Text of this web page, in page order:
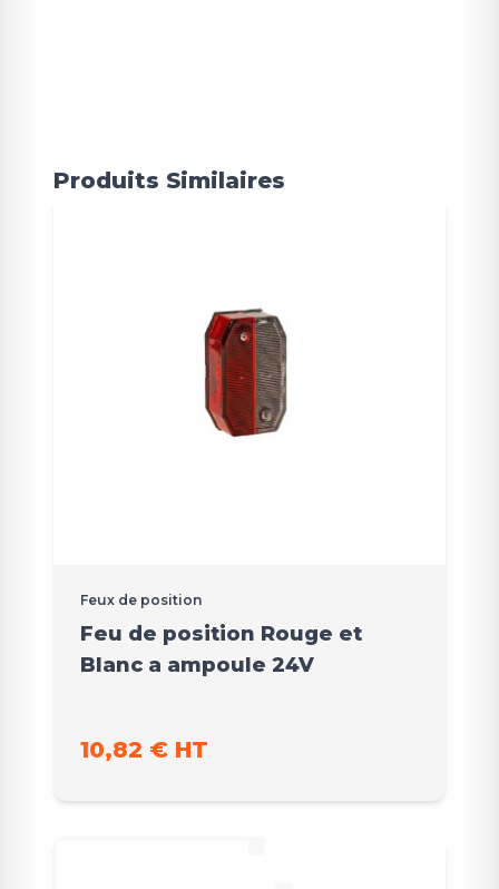
Produits Similaires
Feux de position
Feu de position Rouge et
Blanc a ampoule 24V
10,82 € HT